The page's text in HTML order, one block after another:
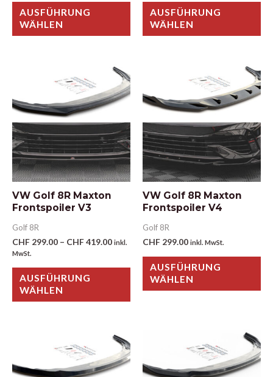
AUSFÜHRUNG
WÄHLEN
AUSFÜHRUNG
WÄHLEN
VW Golf 8R Maxton
Frontspoiler V3
Golf 8R
CHF 299.00 – CHF419.00 inkl.
MwSt.
AUSFÜHRUNG
WÄHLEN
VW Golf 8R Maxton
Frontspoiler V4
Golf 8R
CHF 299.00 inkl. MwSt.
AUSFÜHRUNG
WÄHLEN